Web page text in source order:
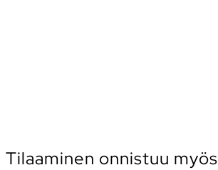
Tilaaminen onnistuu myös